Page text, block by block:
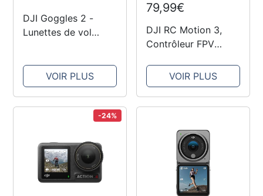
DJI Goggles 2 -
Lunettes de vol
écrans Micro-OLED
époustouflants,
VOIR PLUS
79,99€
DJI RC Motion 3,
Contrôleur FPV
Contrôle de
Mouvement
Immersif, Compact &
d’Urgence en un
Clic, Curseur en RA,
Contrôleur...
VOIR PLUS
-24%